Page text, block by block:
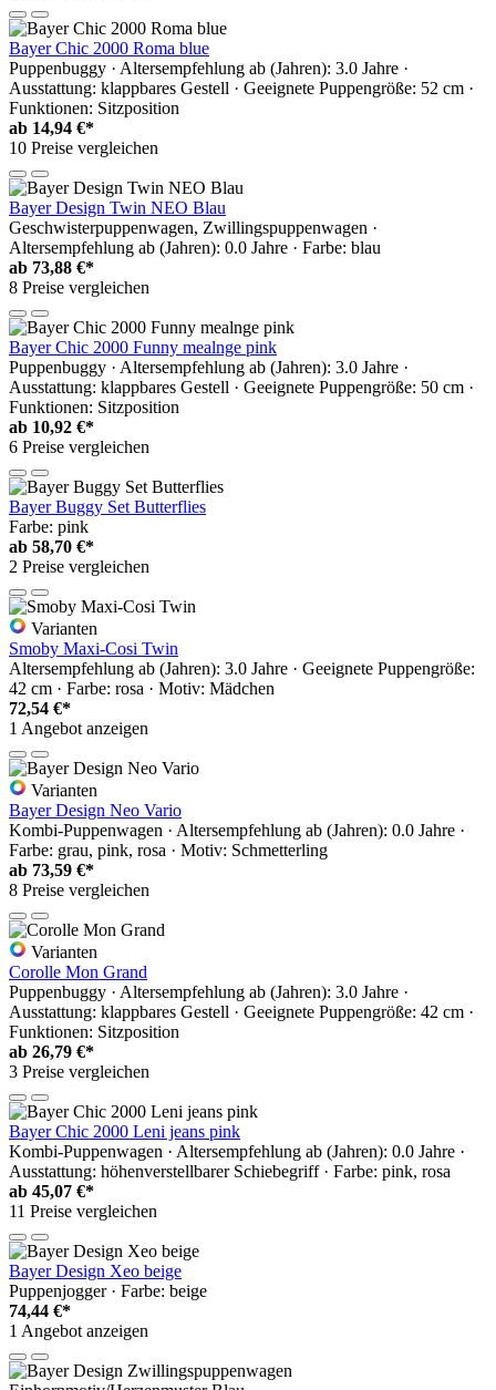
Bayer Chic 2000 Roma blue
Puppenbuggy · Altersempfehlung ab (Jahren): 3.0 Jahre ·
Ausstattung: klappbares Gestell · Geeignete Puppengröße: 52 cm ·
Funktionen: Sitzposition
ab 14,94 €*
10 Preise vergleichen
Bayer Design Twin NEO Blau
Geschwisterpuppenwagen, Zwillingspuppenwagen ·
Altersempfehlung ab (Jahren): 0.0 Jahre · Farbe: blau
ab 73,88 €*
8 Preise vergleichen
Bayer Chic 2000 Funny mealnge pink
Puppenbuggy · Altersempfehlung ab (Jahren): 3.0 Jahre ·
Ausstattung: klappbares Gestell · Geeignete Puppengröße: 50 cm ·
Funktionen: Sitzposition
ab 10,92 €*
6 Preise vergleichen
Bayer Buggy Set Butterflies
Farbe: pink
ab 58,70 €*
2 Preise vergleichen
Varianten
Smoby Maxi-Cosi Twin
Altersempfehlung ab (Jahren): 3.0 Jahre · Geeignete Puppengröße:
42 cm · Farbe: rosa · Motiv: Mädchen
72,54 €*
1 Angebot anzeigen
Varianten
Bayer Design Neo Vario
Kombi-Puppenwagen · Altersempfehlung ab (Jahren): 0.0 Jahre ·
Farbe: grau, pink, rosa · Motiv: Schmetterling
ab 73,59 €*
8 Preise vergleichen
Varianten
Corolle Mon Grand
Puppenbuggy · Altersempfehlung ab (Jahren): 3.0 Jahre ·
Ausstattung: klappbares Gestell · Geeignete Puppengröße: 42 cm ·
Funktionen: Sitzposition
ab 26,79 €*
3 Preise vergleichen
Bayer Chic 2000 Leni jeans pink
Kombi-Puppenwagen · Altersempfehlung ab (Jahren): 0.0 Jahre ·
Ausstattung: höhenverstellbarer Schiebegriff · Farbe: pink, rosa
ab 45,07 €*
11 Preise vergleichen
Bayer Design Xeo beige
Puppenjogger · Farbe: beige
74,44 €*
1 Angebot anzeigen